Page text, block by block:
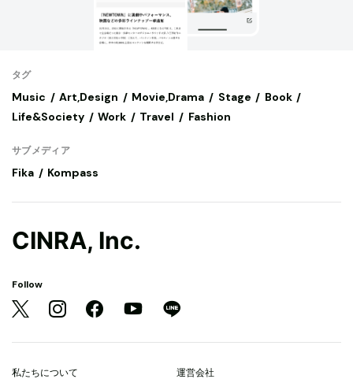
タグ
Music Art,Design Movie,Drama Stage
Book
Life&Society
Work Travel Fashion
サブメディア
Fika Kompass
CINRA, Inc.
Follow
私たちについて 運営会社